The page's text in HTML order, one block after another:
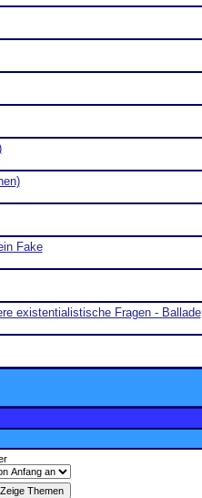
Fake
existentialistische Fragen - Ballade